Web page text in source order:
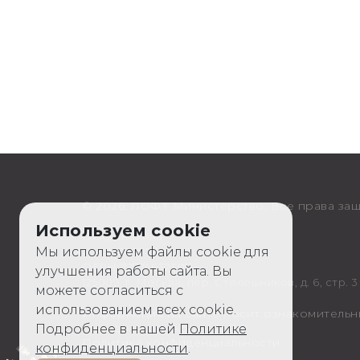
© 2026, ЛОФТ Министерство. Все права
ООО «Калина»
ИНН 7710911628
ОГРН 1127746323011
125009, г. Москва, пер. Столешников, д. 6, стр. 3
Информация на сайте носит
Гражданского кодекса РФ
Политика конфиденциальности
Используем cookie
Мы используем файлы cookie для
улучшения работы сайта. Вы
можете согласиться с
использованием всех cookie.
Подробнее в нашей Политике
конфиденциальности.